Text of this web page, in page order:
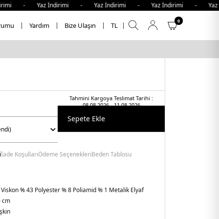
Yaz İndirimi - Yaz İndirimi - Yaz İndirimi -
Yardım Bize Ulaşın TL
0
Tahmini Kargoya Teslimat Tarihi :
08.08.2026 - 11.08.2026
Sepete Ekle
İade KoşullarıÖdeme SeçenekleriBeden Tablosu
% 43 Polyester % 8 Poliamid % 1 Metalik Elyaf
cm